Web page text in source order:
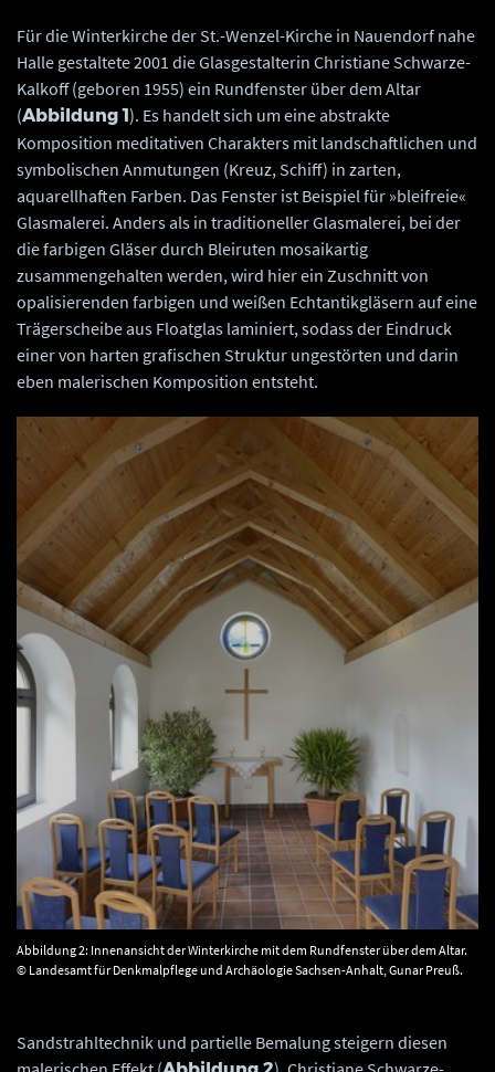
Für die Winterkirche der St.-Wenzel-Kirche in Nauendorf nahe
Halle gestaltete 2001 die Glasgestalterin Christiane Schwarze-
Kalkoff (geboren 1955) ein Rundfenster über dem Altar
(Abbildung 1). Es handelt sich um eine abstrakte
Komposition meditativen Charakters mit landschaftlichen und
symbolischen Anmutungen (Kreuz, Schiff) in zarten,
aquarellhaften Farben. Das Fenster ist Beispiel für »bleifreie«
Glasmalerei. Anders als in traditioneller Glasmalerei, bei der
die farbigen Gläser durch Bleiruten mosaikartig
zusammengehalten werden, wird hier ein Zuschnitt von
opalisierenden farbigen und weißen Echtantikgläsern auf eine
Trägerscheibe aus Floatglas laminiert, sodass der Eindruck
einer von harten grafischen Struktur ungestörten und darin
eben malerischen Komposition entsteht.
Abbildung 2: Innenansicht der Winterkirche mit dem Rundfenster über dem Altar.
© Landesamt für Denkmalpflege und Archäologie Sachsen-Anhalt, Gunar Preuß.
Sandstrahltechnik und partielle Bemalung steigern diesen